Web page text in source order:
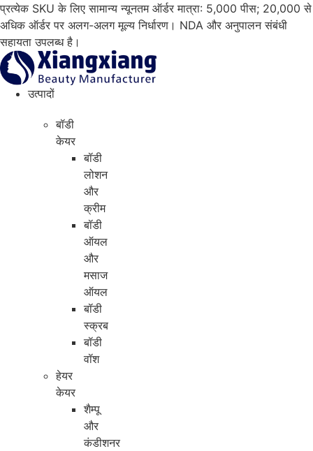
सामग्री
पर
जाएं
प्रत्येक SKU के लिए सामान्य न्यूनतम ऑर्डर मात्रा: 5,000 पीस; 20,000 से
अधिक ऑर्डर पर अलग-अलग मूल्य निर्धारण। NDA और अनुपालन संबंधी
सहायता उपलब्ध है।
उत्पादों
बॉडी
केयर
बॉडी
लोशन
और
क्रीम
बॉडी
ऑयल
और
मसाज
ऑयल
बॉडी
स्क्रब
बॉडी
वॉश
हेयर
केयर
शैम्पू
और
कंडीशनर